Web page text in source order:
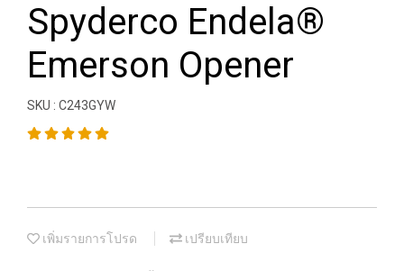
Spyderco Endela®
Emerson Opener
SKU : C243GYW
เพิ่มรายการโปรด เปรียบเทียบ